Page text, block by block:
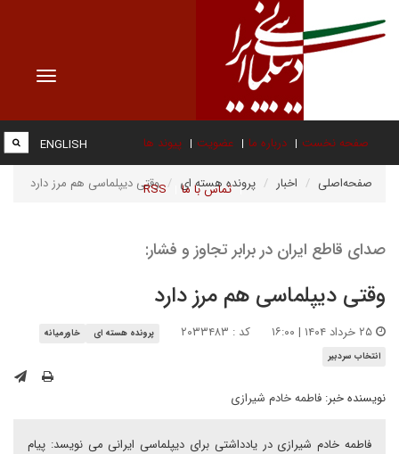
Toggle
صفحه نخست درباره ما عضویت پیوند ها
تماس با ما RSS
ENGLISH
صفحه‌اصلی اخبار پرونده هسته ای وقتی دیپلماسی هم مرز دارد
صدای قاطع ایران در برابر تجاوز و فشار:
وقتی دیپلماسی هم مرز دارد
کد : ۲۰۳۳۴۸۳ پرونده هسته ای
خاورمیانه
انتخاب سردبیر
نویسنده خبر: فاطمه خادم شیرازی
فاطمه خادم شیرازی در یادداشتی برای دیپلماسی ایرانی می نویسد: پیام